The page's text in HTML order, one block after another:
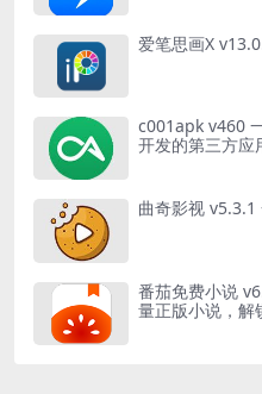
爱笔思画X
c001apk v460
开发的第三方应
曲奇影视
番茄免费小说
量正版小说，解